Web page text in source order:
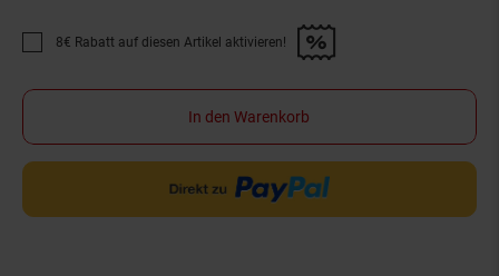
Promotion "8€ Rabatt auf diesen Artikel aktivieren!" anwenden
8€ Rabatt auf diesen Artikel aktivieren!
In den Warenkorb